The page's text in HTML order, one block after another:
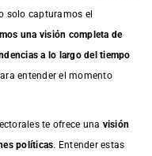
solo capturamos el
una visión completa de
a lo largo del tiempo
entender el momento
te ofrece una visión
políticas. Entender estas